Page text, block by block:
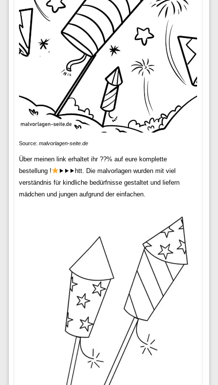
Source: malvorlagen-seite.de
Über meinen link erhaltet ihr ??% auf eure komplette
bestellung !
⯈⯈⯈htt. Die malvorlagen wurden mit viel
verständnis für kindliche bedürfnisse gestaltet und liefern
mädchen und jungen aufgrund der einfachen.